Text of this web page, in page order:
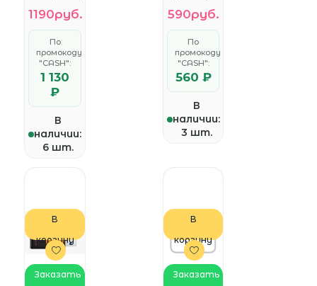
3.2/Type-C,
Металл,
100 Mb/s
FM64FD14
5B/97
1190руб.
По
промокоду
"CASH":
1 130
₽
В
наличии:
6 шт.
G), 64Gb,
USB 2.0,
R/W 30/15,
черный
<HS-USB-
M200R/64
G>
590руб.
По
промокоду
"CASH":
560 ₽
В
наличии:
3 шт.
В
корзину
Заказать
В
корзину
Заказать